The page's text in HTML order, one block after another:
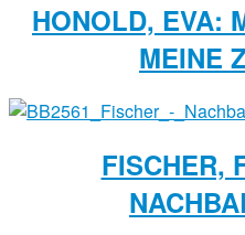
HONOLD, EVA:
MEINE
FISCHER,